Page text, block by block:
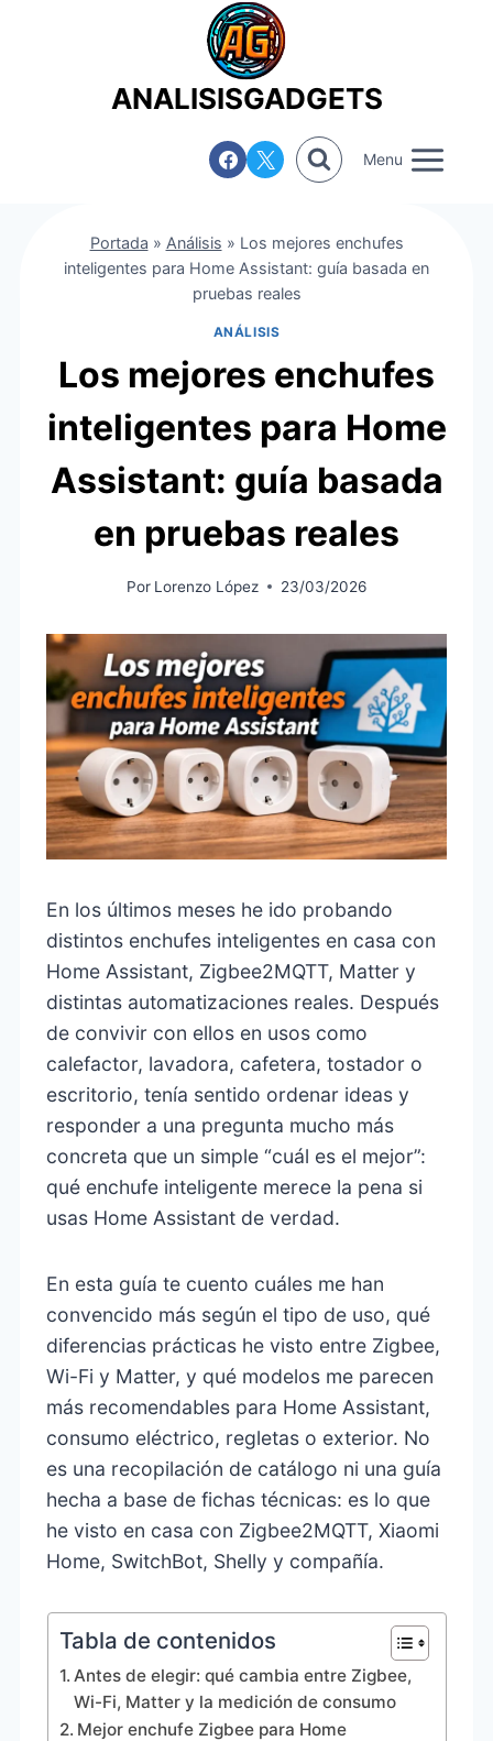
ANALISISGADGETS
Menu
Portada » Análisis » Los mejores enchufes
inteligentes para Home Assistant: guía basada en
pruebas reales
ANÁLISIS
Los mejores enchufes
inteligentes para Home
Assistant: guía basada
en pruebas reales
Por Lorenzo López 23/03/2026
En los últimos meses he ido probando
distintos enchufes inteligentes en casa con
Home Assistant, Zigbee2MQTT, Matter y
distintas automatizaciones reales. Después
de convivir con ellos en usos como
calefactor, lavadora, cafetera, tostador o
escritorio, tenía sentido ordenar ideas y
responder a una pregunta mucho más
concreta que un simple “cuál es el mejor”:
qué enchufe inteligente merece la pena si
usas Home Assistant de verdad.
En esta guía te cuento cuáles me han
convencido más según el tipo de uso, qué
diferencias prácticas he visto entre Zigbee,
Wi-Fi y Matter, y qué modelos me parecen
más recomendables para Home Assistant,
consumo eléctrico, regletas o exterior. No
es una recopilación de catálogo ni una guía
hecha a base de fichas técnicas: es lo que
he visto en casa con Zigbee2MQTT, Xiaomi
Home, SwitchBot, Shelly y compañía.
Tabla de contenidos
Antes de elegir: qué cambia entre Zigbee,
Wi-Fi, Matter y la medición de consumo
Mejor enchufe Zigbee para Home